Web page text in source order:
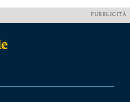
PUBBLICITÀ